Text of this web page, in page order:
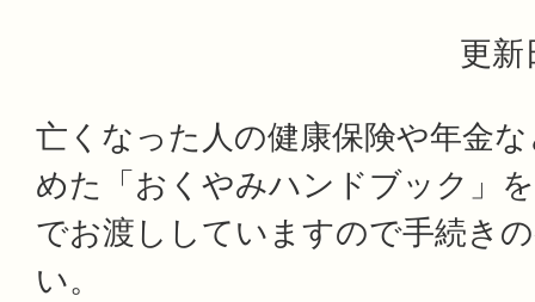
更新
亡くなった人の健康保険や年金
めた「おくやみハンドブック」
でお渡ししていますので手続き
い。